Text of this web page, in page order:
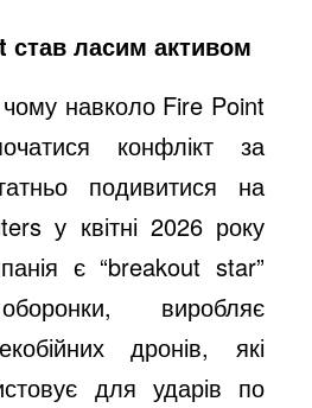
ласим активом
навколо Fire Point
конфлікт за
подивитися на
у квітні 2026 року
є “breakout star”
виробляє
дронів, які
для ударів по